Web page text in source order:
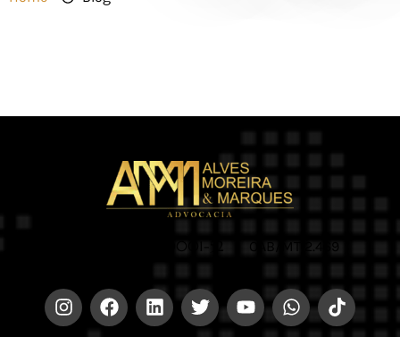
CNPJ 42.579.159/0001-52 | OAB/MT 2.469